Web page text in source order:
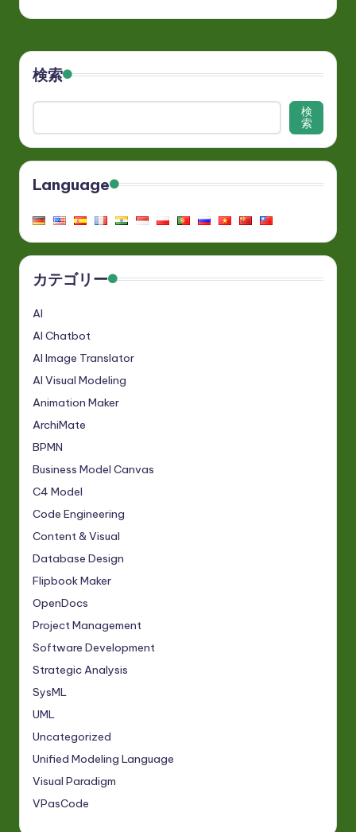
検索
検
索
Language
カテゴリー
AI
AI Chatbot
AI Image Translator
AI Visual Modeling
Animation Maker
ArchiMate
BPMN
Business Model Canvas
C4 Model
Code Engineering
Content & Visual
Database Design
Flipbook Maker
OpenDocs
Project Management
Software Development
Strategic Analysis
SysML
UML
Uncategorized
Unified Modeling Language
Visual Paradigm
VPasCode